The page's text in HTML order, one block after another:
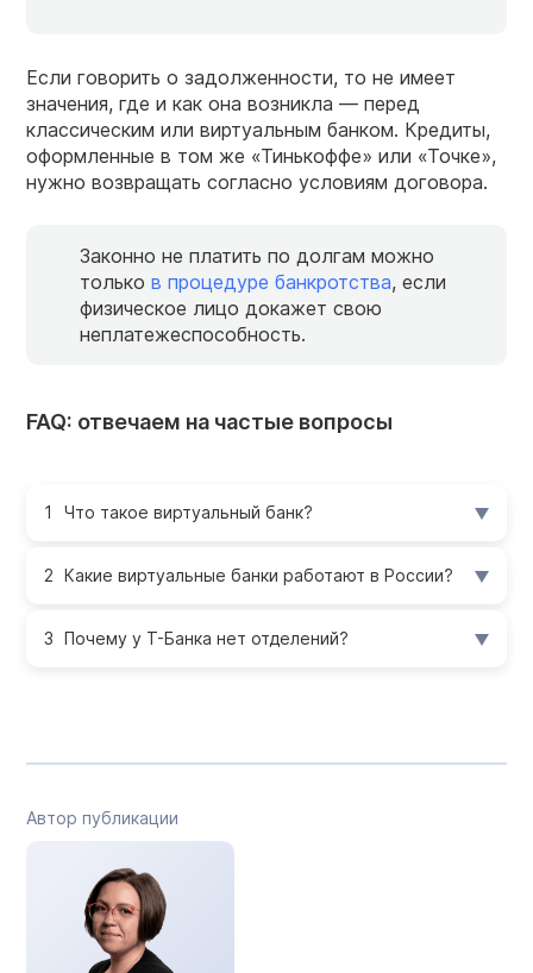
Если говорить о задолженности, то не имеет
значения, где и как она возникла — перед
классическим или виртуальным банком. Кредиты,
оформленные в том же «Тинькоффе» или «Точке»,
нужно возвращать согласно условиям договора.
Законно не платить по долгам можно
только в процедуре банкротства, если
физическое лицо докажет свою
неплатежеспособность.
FAQ: отвечаем на частые вопросы
Что такое виртуальный банк?
Какие виртуальные банки работают в России?
Почему у Т-Банка нет отделений?
Автор публикации